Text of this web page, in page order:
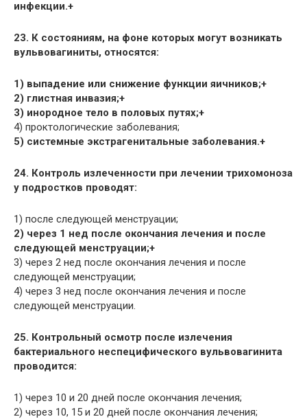
инфекции.+
23. К состояниям, на фоне которых могут возникать
вульвовагиниты, относятся:
1) выпадение или снижение функции яичников;+
2) глистная инвазия;+
3) инородное тело в половых путях;+
4) проктологические заболевания;
5) системные экстрагенитальные заболевания.+
24. Контроль излеченности при лечении трихомоноза
у подростков проводят:
1) после следующей менструации;
2) через 1 нед после окончания лечения и после
следующей менструации;+
3) через 2 нед после окончания лечения и после
следующей менструации;
4) через 3 нед после окончания лечения и после
следующей менструации.
25. Контрольный осмотр после излечения
бактериального неспецифического вульвовагинита
проводится:
1) через 10 и 20 дней после окончания лечения;
2) через 10, 15 и 20 дней после окончания лечения;